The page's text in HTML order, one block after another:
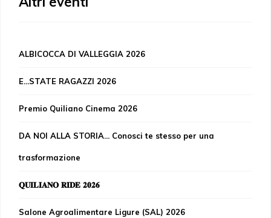
ALBICOCCA DI VALLEGGIA 2026
E...STATE RAGAZZI 2026
Premio Quiliano Cinema 2026
DA NOI ALLA STORIA... Conosci te stesso per una
trasformazione
𝐐𝐔𝐈𝐋𝐈𝐀𝐍𝐎 𝐑𝐈𝐃𝐄 𝟐𝟎𝟐𝟔
Salone Agroalimentare Ligure (SAL) 2026